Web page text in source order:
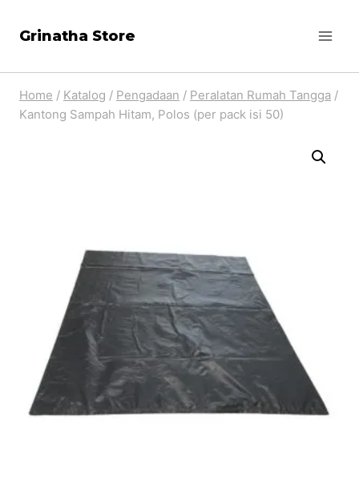
Grinatha Store
Home / Katalog / Pengadaan / Peralatan Rumah Tangga /
Kantong Sampah Hitam, Polos (per pack isi 50)